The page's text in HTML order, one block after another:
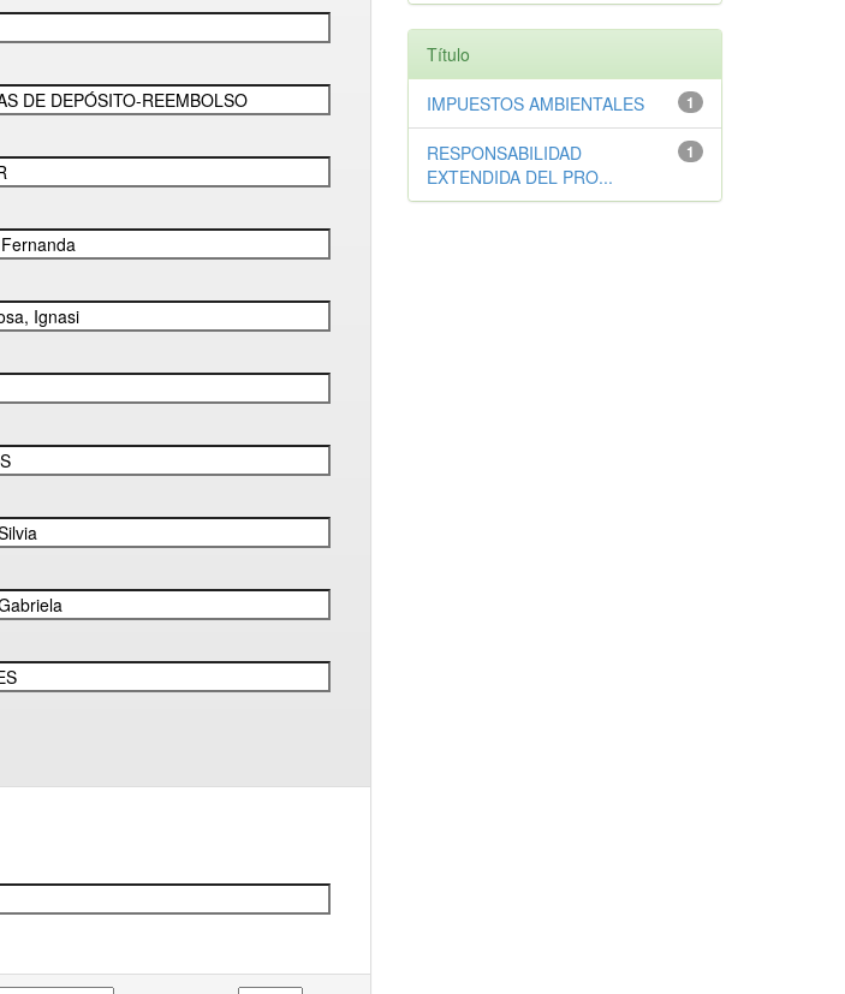
Título
1
IMPUESTOS AMBIENTALES
1
RESPONSABILIDAD
EXTENDIDA DEL PRO...